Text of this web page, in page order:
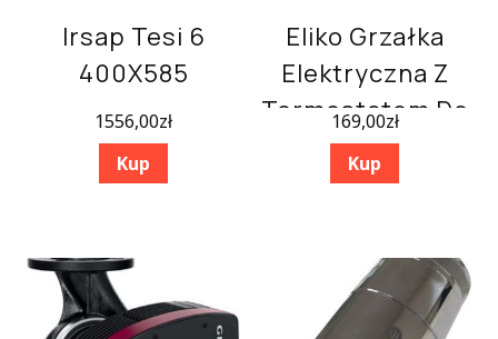
Irsap Tesi 6
400X585
1556,00zł
Kup
Eliko Grzałka
Elektryczna Z
Termostatem Do
Bojlera 1,4 Kw 5/4
W082b
169,00zł
Kup